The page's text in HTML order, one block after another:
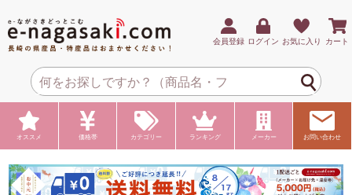
会員登録 ログイン お気に入り カート
オススメ 価格帯 カテゴリー ランキング メーカー お問い合わせ